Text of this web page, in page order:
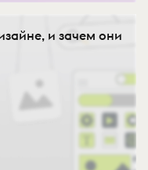
и зачем они